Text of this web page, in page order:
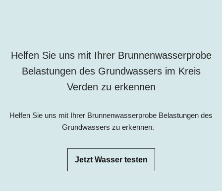
Helfen Sie uns mit Ihrer Brunnenwasserprobe
Belastungen des Grundwassers im Kreis
Verden zu erkennen
Helfen Sie uns mit Ihrer Brunnenwasserprobe Belastungen des
Grundwassers zu erkennen.
Jetzt Wasser testen